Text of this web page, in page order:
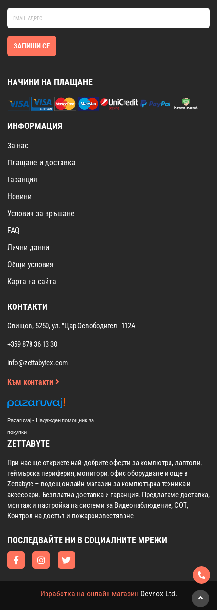
ЗАПИШИ СЕ
НАЧИНИ НА ПЛАЩАНЕ
ИНФОРМАЦИЯ
За нас
Плащане и доставка
Гаранция
Новини
Условия за връщане
FAQ
Лични данни
Общи условия
Карта на сайта
КОНТАКТИ
Свищов, 5250, ул. "Цар Освободител" 112А
+359 878 36 13 30
info@zettabytex.com
Към контакти
Pazaruvaj - Надежден помощник за
покупки
ZETTABYTE
При нас ще откриете най-добрите оферти за компютри, лаптопи,
геймърска периферия, монитори, офис оборудване и още в
Zettabyte – водещ онлайн магазин за компютърна техника и
аксесоари. Безплатна доставка и гаранция. Предлагаме доставка,
монтаж и настройка на системи за Видеонаблюдение, СОТ,
Контрол на достъп и пожароизвестяване
ПОСЛЕДВАЙТЕ НИ В СОЦИАЛНИТЕ МРЕЖИ
Изработка на онлайн магазин Devnox Ltd.